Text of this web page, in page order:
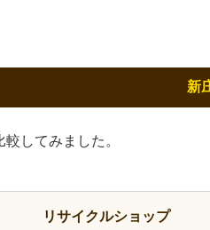
新
してみました。
リサイクルショップ